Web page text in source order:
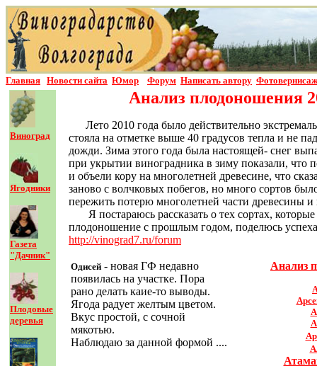
Главная Новости сайта Юмор Форум Написать автору
Виноград
Ягодники
Газета
"Дачник"
Плодовые
деревья
Анализ плодоношения
Лето 2010 года было действительно
стояла на отметке выше 40 градусов тепла и не
дожди. Зима этого года была настоящей- снег
при укрытии виноградника в зиму показали, что
и объели кору на многолетней древесине, что
заново с волчковых побегов, но много сортов
пережить потерю многолетней части древесины и
Я постараюсь рассказать о тех сортах,
плодоношение с прошлым годом, поделюсь
http://vinograd7.ru/forum
Одисей - новая ГФ недавно
появилась на участке. Пора
рано делать каие-то выводы.
Ягода радует желтым цветом.
Вкус простой, с сочной
мякотью.
Наблюдаю за данной формой ....
Анализ